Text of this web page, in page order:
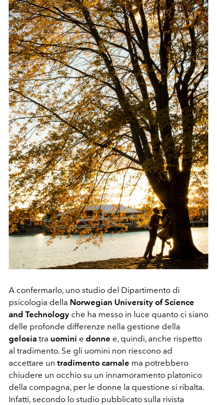
A confermarlo, uno studio del Dipartimento di
psicologia della Norwegian University of Science
and Technology che ha messo in luce quanto ci siano
delle profonde differenze nella gestione della
gelosia tra uomini e donne e, quindi, anche rispetto
al tradimento. Se gli uomini non riescono ad
accettare un tradimento carnale ma potrebbero
chiudere un occhio su un innamoramento platonico
della compagna, per le donne la questione si ribalta.
Infatti, secondo lo studio pubblicato sulla rivista